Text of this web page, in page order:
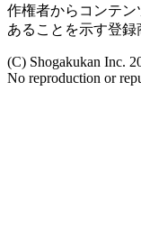
作権者からコンテ
あることを示す登録
(C) Shogakukan Inc.
No reproduction or